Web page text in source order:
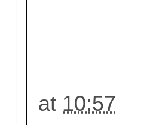
at 10:57